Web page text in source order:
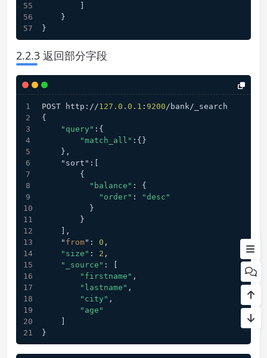
    }
}
2.2.3 返回部分字段
POST http://127.0 . 0.1 : 9200/bank/_search
{
"query" :{
"match_all" :{}
    },
    "sort":[
        {
"balance" : {
"order" :
"desc"
          }
        }
    ],
    "
from": 0 ,
"size" : 2 ,
"_source" : [
"firstname" ,
"lastname" ,
"city" ,
"age"
}
一、简介和安装